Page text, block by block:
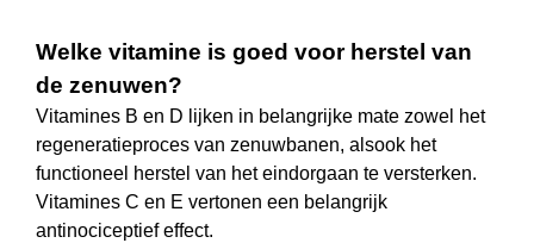
Welke vitamine is goed voor herstel van
de zenuwen?
Vitamines B en D lijken in belangrijke mate zowel het
regeneratieproces van zenuwbanen, alsook het
functioneel herstel van het eindorgaan te versterken.
Vitamines C en E vertonen een belangrijk
antinociceptief effect.